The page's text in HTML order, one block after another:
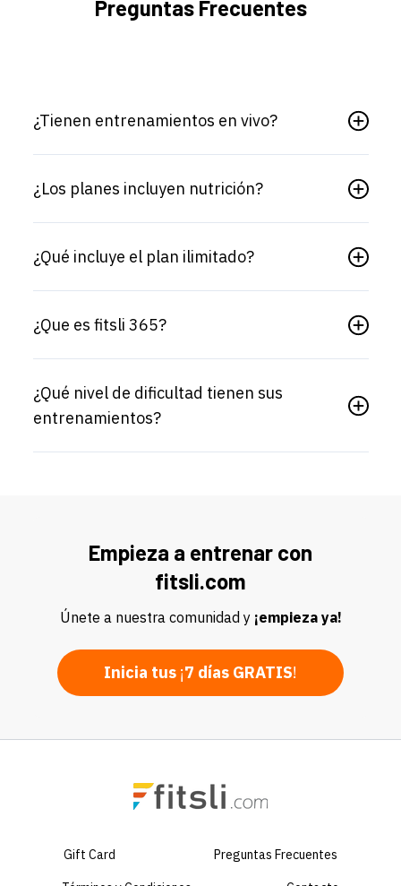
Preguntas Frecuentes
¿Tienen entrenamientos en vivo?
¿Los planes incluyen nutrición?
¿Qué incluye el plan ilimitado?
¿Que es fitsli 365?
¿Qué nivel de dificultad tienen sus
entrenamientos?
Empieza a entrenar con
fitsli.com
Únete a nuestra comunidad y ¡empieza ya!
Inicia tus ¡7 días GRATIS!
Gift Card Preguntas Frecuentes